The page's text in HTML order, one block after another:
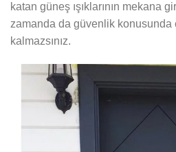
katan güneş ışıklarının mekana
zamanda da güvenlik konusunda
kalmazsınız.